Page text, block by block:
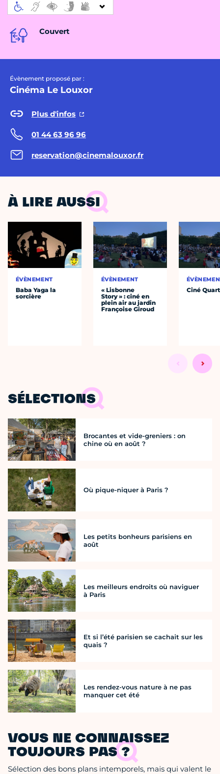
Couvert
Évènement proposé par :
Cinéma Le Louxor
Plus d'infos
01 44 63 96 96
reservation@cinemalouxor.fr
À LIRE AUSSI
ÉVÈNEMENT
Baba Yaga la
sorcière
ÉVÈNEMENT
« Lisbonne
Story » : ciné en
plein air au jardin
Françoise Giroud
Ciné
SÉLECTIONS
Brocantes et vide-greniers : on
chine où en août ?
Où pique-niquer à Paris ?
Les petits bonheurs parisiens en
août
Les meilleurs endroits où naviguer
à Paris
Et si l’été parisien se cachait sur les
quais ?
Les rendez-vous nature à ne pas
manquer cet été
VOUS NE CONNAISSEZ
TOUJOURS PAS ?
Sélection des bons plans intemporels, mais qui valent le